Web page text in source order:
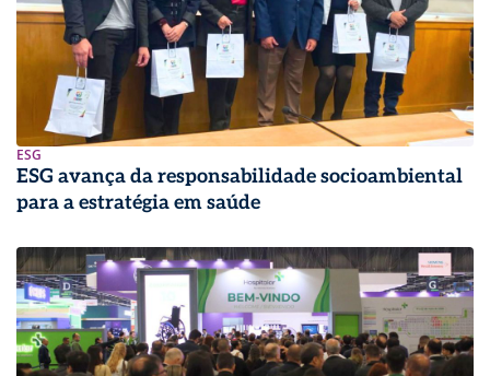
ESG
ESG avança da responsabilidade socioambiental
para a estratégia em saúde